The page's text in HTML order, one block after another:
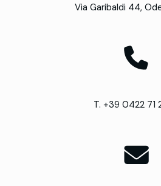
Via Garibaldi 44,
T. +39 0422 71